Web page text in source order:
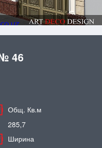
46
Общ. Кв.м
285,7
Ширина